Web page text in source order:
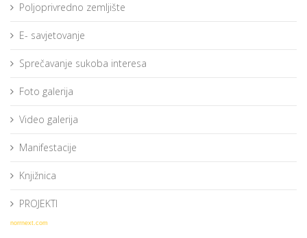
Poljoprivredno zemljište
E- savjetovanje
Sprečavanje sukoba interesa
Foto galerija
Video galerija
Manifestacije
Knjižnica
PROJEKTI
norrnext.com